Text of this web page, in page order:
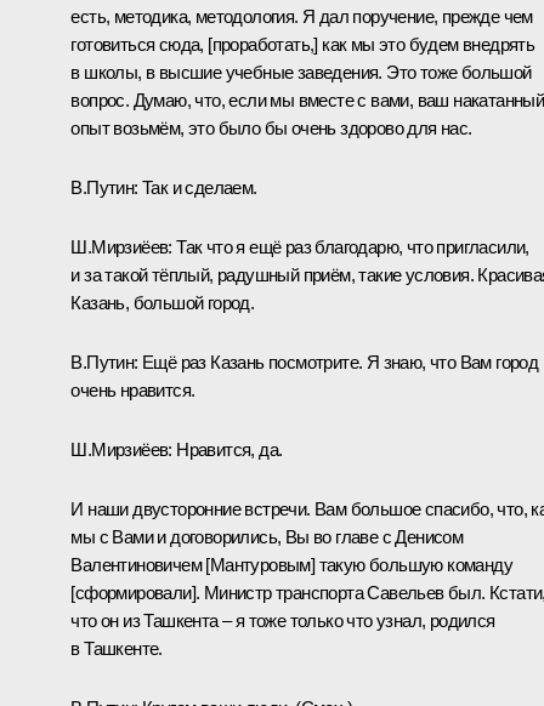
есть, методика, методология. Я дал поручение, прежде чем
готовиться сюда, [проработать,] как мы это будем внедрять
в школы, в высшие учебные заведения. Это тоже большой
вопрос. Думаю, что, если мы вместе с вами, ваш накатанный
опыт возьмём, это было бы очень здорово для нас.
В.Путин: Так и сделаем.
Ш.Мирзиёев:Так что я ещё раз благодарю, что пригласили,
и за такой тёплый, радушный приём, такие условия.
Казань, большой город.
В.Путин: Ещё раз Казань посмотрите. Я знаю, что Вам город
очень нравится.
Ш.Мирзиёев: Нравится, да.
И наши двусторонние встречи. Вам большое спасибо, что,
мы с Вами и договорились, Вы во главе с Денисом
Валентиновичем [Мантуровым] такую большую команду
[сформировали]. Министр транспорта Савельев был.
что он из Ташкента – я тоже только что узнал, родился
в Ташкенте.